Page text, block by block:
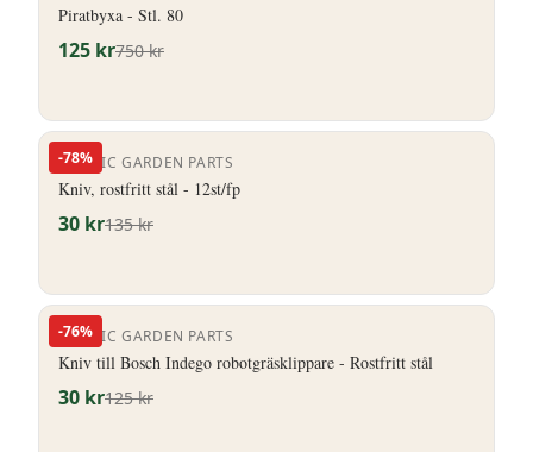
Piratbyxa - Stl. 80
125 kr750kr
-78%
NORDIC GARDEN PARTS
Kniv, rostfritt stål - 12st/fp
30 kr135kr
-76%
NORDIC GARDEN PARTS
Kniv till Bosch Indego robotgräsklippare - Rostfritt stål
30 kr125kr